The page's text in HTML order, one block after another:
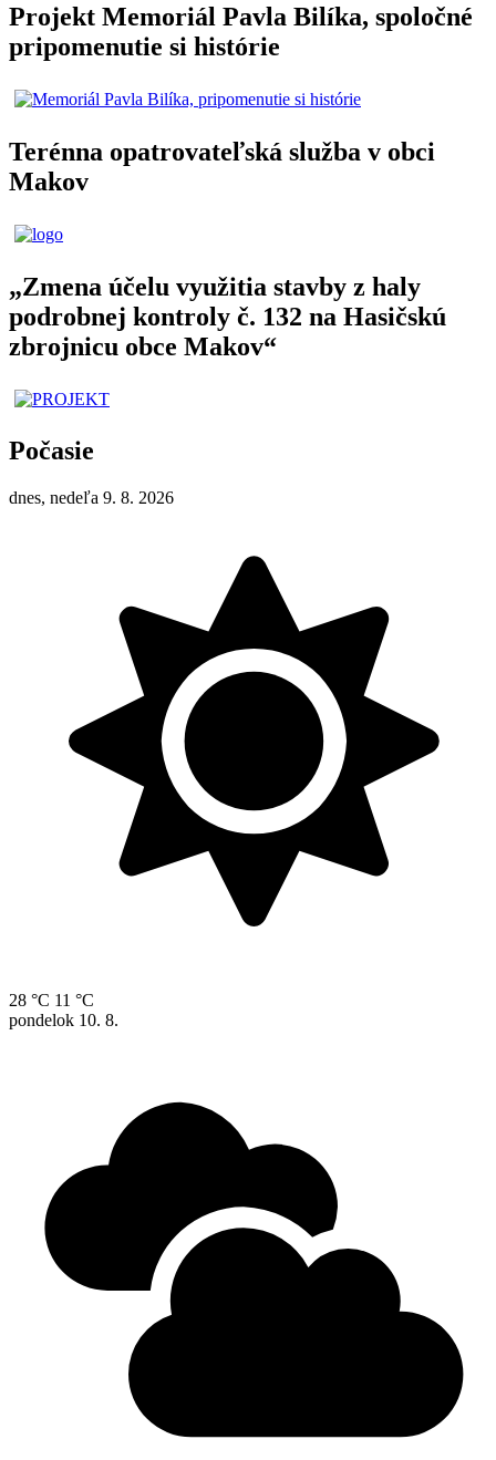
Projekt Memoriál Pavla Bilíka, spoločné
pripomenutie si histórie
Terénna opatrovateľská služba v obci
Makov
„Zmena účelu využitia stavby z haly
podrobnej kontroly č. 132 na Hasičskú
zbrojnicu obce Makov“
Počasie
dnes, nedeľa 9. 8. 2026
28 °C 11 °C
pondelok 10. 8.